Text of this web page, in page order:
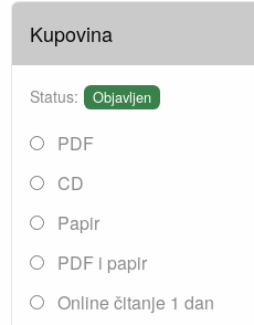
Kupovina
Status: Objavljen
PDF
CD
Papir
PDF i papir
Online čitanje 1 dan